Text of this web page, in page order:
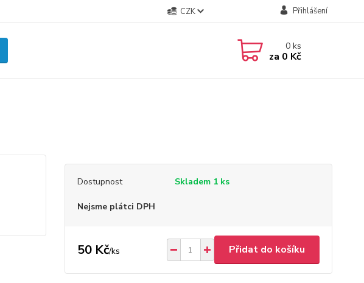
CZK Přihlášení
0ks
za 0 Kč
Dostupnost Skladem 1 ks
Nejsme plátci DPH
50 Kč/ks Přidat do košíku